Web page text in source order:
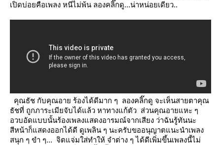
เปิดบ่อยคือเพลง หนีไม่พ้น ลองคลิ๊กดู...น่าหน่อยเดียว..
คุณธัช กับคุณอาย ร้องได้ดีมาก ๆ ลองคลิ๊กดู จะเห็นสายตาคุณ
ธัชที่ ถูกภาระเมียจับได้แล้ว หาทางแก้ตัว ส่วนคุณอายแหะ ๆ
อวบอัดแบบนั้นร้องเพลงแสดงอารมณ์จากเสียง ว่าฉันรู้ทันนะ
สีหน้าก็แสดงออกได้ดี ดูเพลิน ๆ นะครับขออนุญาตแนะนำเพลง
สนุก ๆ ขำ ๆ... จิตแจ่มใส่ทำให้ จำต่าง ๆ ได้ดีเพิ่มขึ้นเพลงนี้ไม่